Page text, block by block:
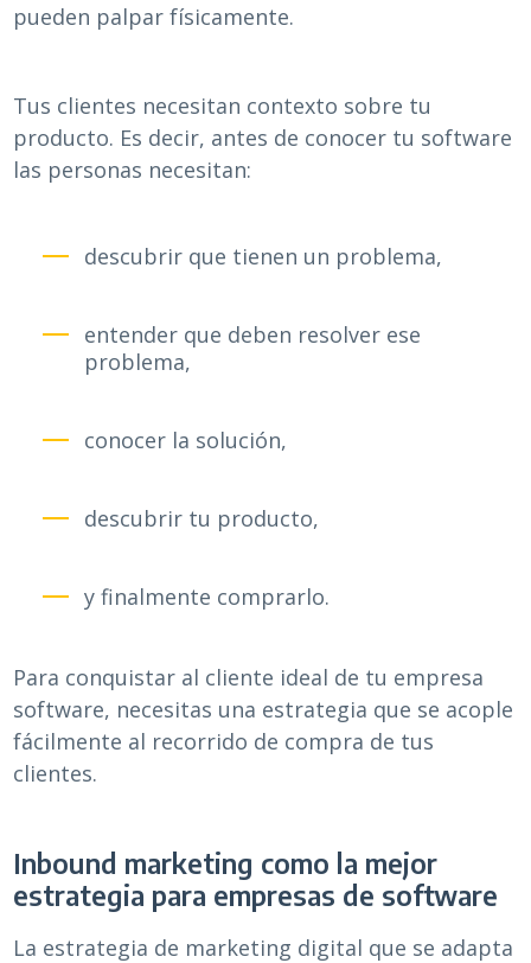
pueden palpar físicamente.
Tus clientes necesitan contexto sobre tu
producto. Es decir, antes de conocer tu software
las personas necesitan:
descubrir que tienen un problema,
entender que deben resolver ese
problema,
conocer la solución,
descubrir tu producto,
y finalmente comprarlo.
Para conquistar al cliente ideal de tu empresa
software, necesitas una estrategia que se acople
fácilmente al recorrido de compra de tus
clientes.
Inbound marketing como la mejor
estrategia para empresas de software
La estrategia de marketing digital que se adapta